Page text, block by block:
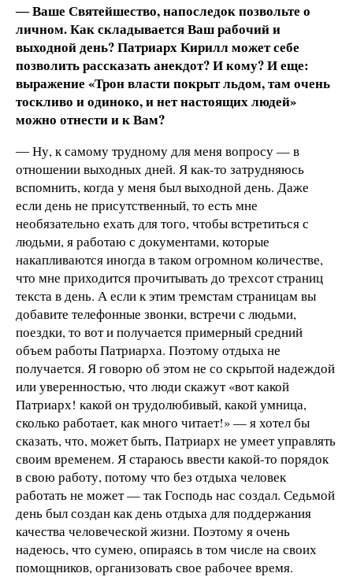
― Ваше Святейшество, напоследок позвольте о
личном. Как складывается Ваш рабочий и
выходной день? Патриарх Кирилл может себе
позволить рассказать анекдот? И кому? И еще:
выражение «Трон власти покрыт льдом, там очень
тоскливо и одиноко, и нет настоящих людей»
можно отнести и к Вам?
― Ну, к самому трудному для меня вопросу — в
отношении выходных дней. Я как-то затрудняюсь
вспомнить, когда у меня был выходной день. Даже
если день не присутственный, то есть мне
необязательно ехать для того, чтобы встретиться с
людьми, я работаю с документами, которые
накапливаются иногда в таком огромном количестве,
что мне приходится прочитывать до трехсот страниц
текста в день. А если к этим тремстам страницам вы
добавите телефонные звонки, встречи с людьми,
поездки, то вот и получается примерный средний
объем работы Патриарха. Поэтому отдыха не
получается. Я говорю об этом не со скрытой надеждой
или уверенностью, что люди скажут «вот какой
Патриарх! какой он трудолюбивый, какой умница,
сколько работает, как много читает!» — я хотел бы
сказать, что, может быть, Патриарх не умеет управлять
своим временем. Я стараюсь ввести какой-то порядок
в свою работу, потому что без отдыха человек
работать не может — так Господь нас создал. Седьмой
день был создан как день отдыха для поддержания
качества человеческой жизни. Поэтому я очень
надеюсь, что сумею, опираясь в том числе на своих
помощников, организовать свое рабочее время.